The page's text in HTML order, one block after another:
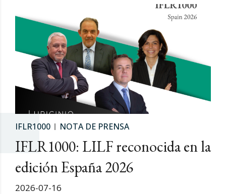
IFLR1000 NOTA DE PRENSA
IFLR1000: LILF reconocida en la
edición España 2026
2026-07-16